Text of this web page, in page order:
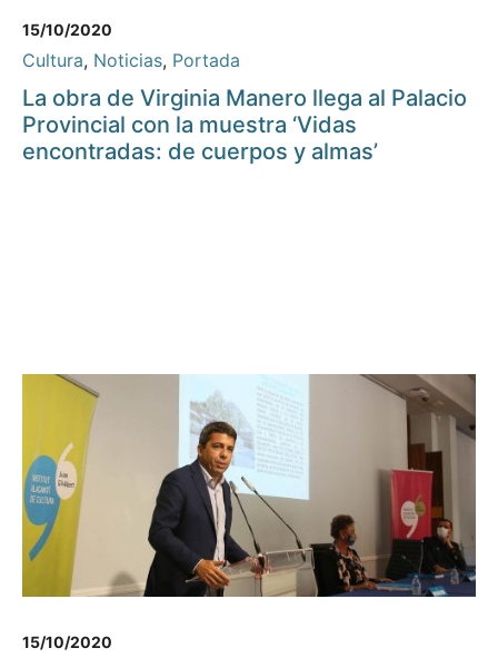
15/10/2020
Cultura, Noticias, Portada
La obra de Virginia Manero llega al Palacio
Provincial con la muestra ‘Vidas
encontradas: de cuerpos y almas’
15/10/2020